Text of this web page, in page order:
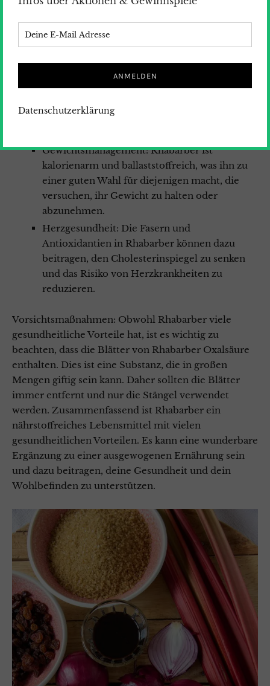
Antioxidative Eigenschaften: Rhabarber
enthält Antioxidantien wie Anthocyane und
Lutein, die den Körper vor freien Radikalen
Knochengesundheit: Aufgrund seines Vitamin-
K-Gehalts kann Rhabarber zur
Knochenfestigkeit unterstützt und das Risiko
Gewichtsmanagement: Rhabarber ist
kalorienarm und ballaststoffreich, was ihn zu
einer guten Wahl für diejenigen macht, die
versuchen, ihr Gewicht zu halten oder
abzunehmen.
Herzgesundheit: Die Fasern und
Antioxidantien in Rhabarber können dazu
beitragen, den Cholesterinspiegel zu senken
und das Risiko von Herzkrankheiten zu
reduzieren.
Vorsichtsmaßnahmen: Obwohl Rhabarber viele
gesundheitliche Vorteile hat, ist es wichtig zu
beachten, dass die Blätter von Rhabarber Oxalsäure
enthalten. Dies ist eine Substanz, die in großen
Mengen giftig sein kann. Daher sollten die Blätter
immer entfernt und nur die Stängel verwendet
werden. Zusammenfassend ist Rhabarber ein
nährstoffreiches Lebensmittel mit vielen
gesundheitlichen Vorteilen. Es kann eine wunderbare
Ergänzung zu einer ausgewogenen Ernährung sein
und dazu beitragen, deine Gesundheit und dein
Wohlbefinden zu unterstützen.
Datenschutzerklärung